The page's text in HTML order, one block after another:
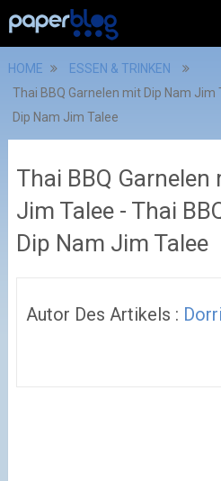
HOME
ESSEN & TRINKEN
Thai BBQ Garnelen mit Dip Nam
Dip Nam Jim Talee
Thai BBQ
Jim Talee - Thai
Dip Nam Jim Talee
Autor Des Artikels :